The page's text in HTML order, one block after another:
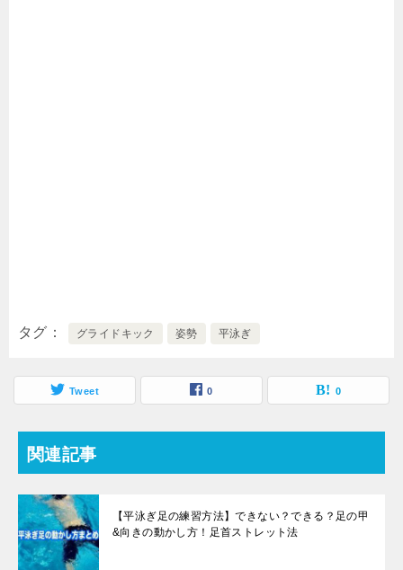
タグ グライドキック 姿勢 平泳ぎ
Tweet 0 0
関連記事
【平泳ぎ足の練習方法】できない？できる？足の甲
&向きの動かし方！足首ストレット法